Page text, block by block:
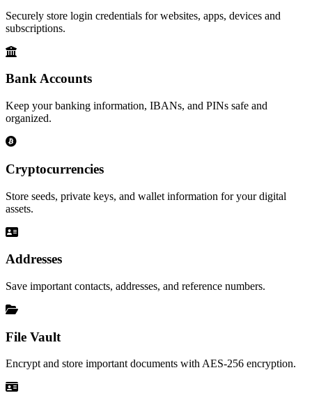
Securely store login credentials for websites, apps, devices and
subscriptions.
Bank Accounts
Keep your banking information, IBANs, and PINs safe and
organized.
Cryptocurrencies
Store seeds, private keys, and wallet information for your digital
assets.
Addresses
Save important contacts, addresses, and reference numbers.
File Vault
Encrypt and store important documents with AES-256 encryption.